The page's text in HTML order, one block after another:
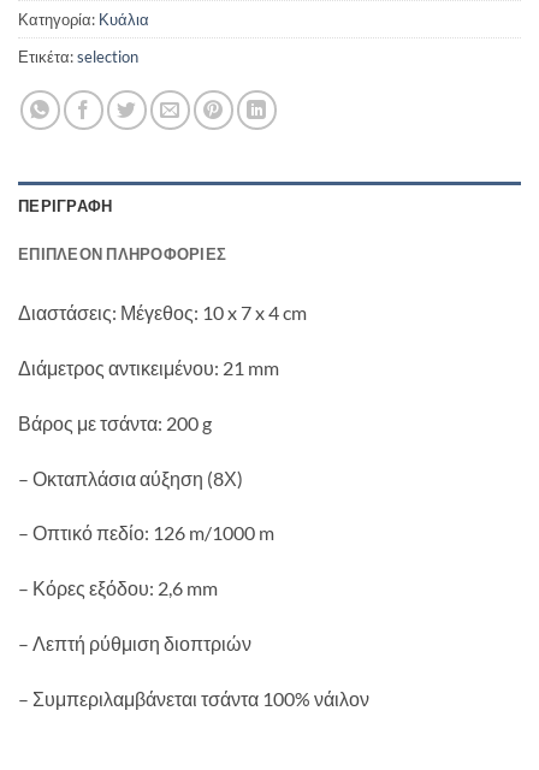
Κατηγορία: Κυάλια
Ετικέτα:selection
ΠΕΡΙΓΡΑΦΉ
ΕΠΙΠΛΈΟΝ ΠΛΗΡΟΦΟΡΊΕΣ
Διαστάσεις: Μέγεθος: 10 x 7 x 4 cm
Διάμετρος αντικειμένου: 21 mm
Βάρος με τσάντα: 200 g
– Οκταπλάσια αύξηση (8Χ)
– Οπτικό πεδίο: 126 m/1000 m
– Κόρες εξόδου: 2,6 mm
– Λεπτή ρύθμιση διοπτριών
– Συμπεριλαμβάνεται τσάντα 100% νάιλον